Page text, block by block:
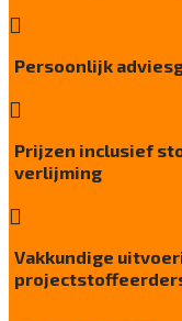
Kwaliteitslabel
0D754F3E
Project gebruik
sterk

Persoonlijk

Prijzen inclusief
verlijming

Vakkundige